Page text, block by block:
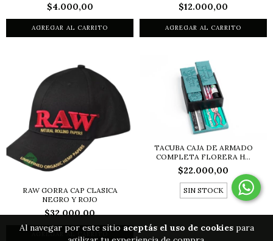
Al navegar por este sitio aceptás el uso de cookiespara
$4.000,00 $12.000,00
RAW GORRA CAP CLASICA
NEGRO Y ROJO
$32.000,00
TACUBA CAJA DE ARMADO
COMPLETA FLORERA H...
$22.000,00
SIN STOCK